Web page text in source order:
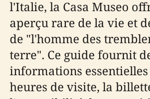
l'Italie, la Casa Museo
aperçu rare de la vie et
de "l'homme des
terre". Ce guide fournit
informations essentielles
heures de visite, la